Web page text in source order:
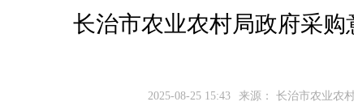
长治市农业农村局政府采购
2025-08-25 15:43 来源： 长治市农业农